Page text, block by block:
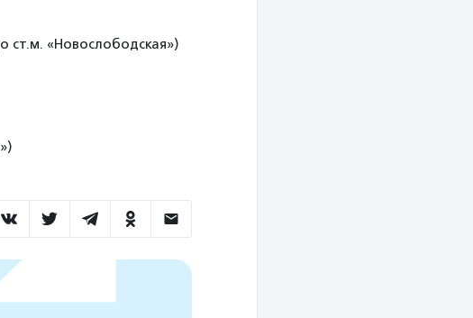
ст.м. «Новослободская»)